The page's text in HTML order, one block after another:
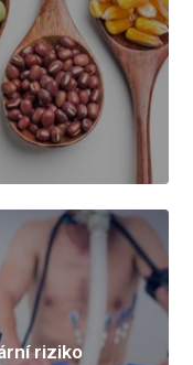
riziko